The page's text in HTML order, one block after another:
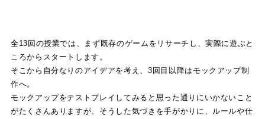
全13回の授業では、まず既存のゲームをリサーチし、実際に遊ぶと
ころからスタートします。
そこから自分なりのアイデアを考え、3回目以降はモックアップ制
作へ。
モックアップをテストプレイしてみると思った通りにいかないこと
がたくさんありますが、そうした気づきを手がかりに、ルールや仕